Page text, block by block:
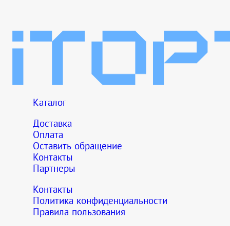
Каталог
Доставка
Оплата
Оставить обращение
Контакты
Партнеры
Контакты
Политика конфиденциальности
Правила пользования